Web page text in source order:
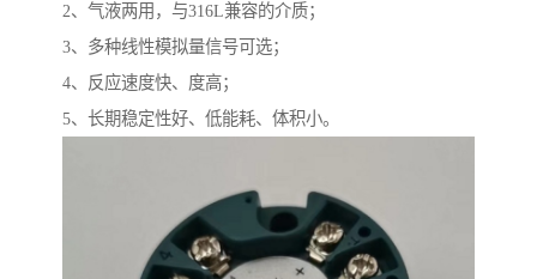
2、气液两用，与316L兼容的介质；
3、多种线性模拟量信号可选；
4、反应速度快、度高；
5、长期稳定性好、低能耗、体积小。